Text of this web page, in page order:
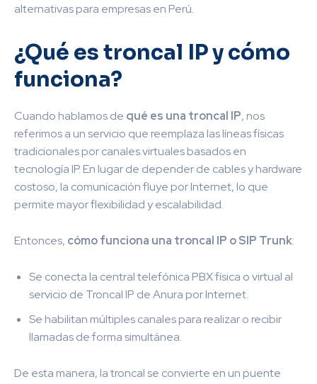
alternativas para empresas en Perú.
¿Qué es troncal IP y cómo
funciona?
Cuando hablamos de qué es una troncal IP, nos
referimos a un servicio que reemplaza las líneas físicas
tradicionales por canales virtuales basados en
tecnología IP. En lugar de depender de cables y hardware
costoso, la comunicación fluye por Internet, lo que
permite mayor flexibilidad y escalabilidad.
Entonces, cómo funciona una troncal IP o SIP Trunk:
Se conecta la central telefónica PBX física o virtual al
servicio de Troncal IP de Anura por Internet.
Se habilitan múltiples canales para realizar o recibir
llamadas de forma simultánea.
De esta manera, la troncal se convierte en un puente